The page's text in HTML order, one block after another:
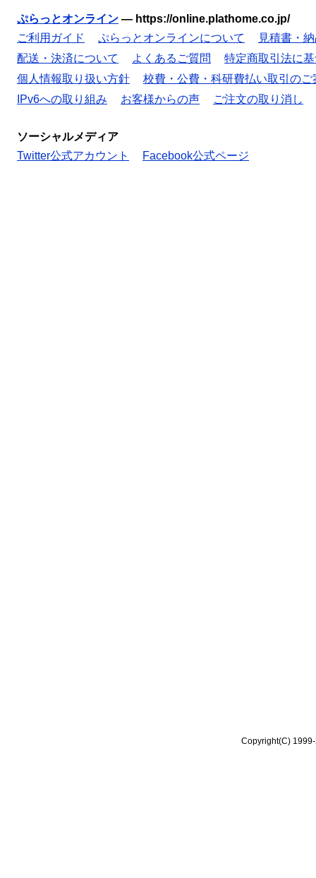
ぷらっとオンライン — https://online.plathome.co.jp/
ご利用ガイド
ぷらっとオンラインについて
見積書・
配送・決済について
よくあるご質問
特定商取引法に
個人情報取り扱い方針
校費・公費・科研費払い取引のご
IPv6への取り組み
お客様からの声 ご注文の取り消し
ソーシャルメディア
Twitter公式アカウント
Facebook公式ページ
Copyright(C)